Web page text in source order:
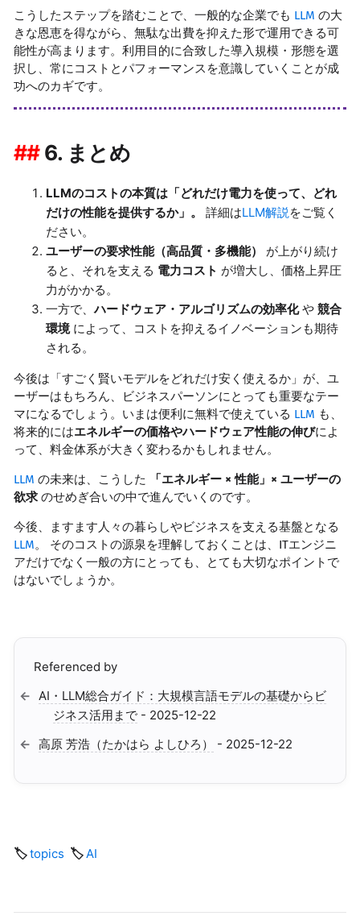
こうしたステップを踏むことで、一般的な企業でも LLM の大
きな恩恵を得ながら、無駄な出費を抑えた形で運用できる可
能性が高まります。利用目的に合致した導入規模・形態を選
択し、常にコストとパフォーマンスを意識していくことが成
功へのカギです。
6. まとめ
LLMのコストの本質は「どれだけ電力を使って、どれ
だけの性能を提供するか」。
詳細はLLM解説をご覧く
ださい。
ユーザーの要求性能（高品質・多機能）
が上がり続け
ると、それを支える 電力コスト が増大し、価格上昇圧
力がかかる。
一方で、ハードウェア・アルゴリズムの効率化や 競合
環境によって、コストを抑えるイノベーションも期待
される。
今後は「すごく賢いモデルをどれだけ安く使えるか」が、ユ
ーザーはもちろん、ビジネスパーソンにとっても重要なテー
マになるでしょう。いまは便利に無料で使えている LLM も、
将来的にはエネルギーの価格やハードウェア性能の伸びによ
って、料金体系が大きく変わるかもしれません。
LLM の未来は、こうした
「エネルギー × 性能」× ユーザーの
欲求 のせめぎ合いの中で進んでいくのです。
今後、ますます人々の暮らしやビジネスを支える基盤となる
LLM。 そのコストの源泉を理解しておくことは、ITエンジニ
アだけでなく一般の方にとっても、とても大切なポイントで
はないでしょうか。
Referenced by
AI・LLM総合ガイド：大規模言語モデルの基礎からビ
ジネス活用まで - 2025-12-22
高原 芳浩（たかはら よしひろ）
- 2025-12-22
topics AI